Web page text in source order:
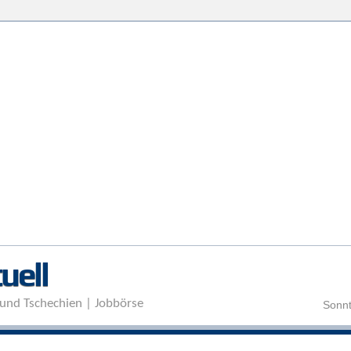
Tschechien | Jobbörse